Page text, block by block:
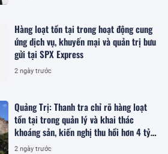
Hàng loạt tồn tại trong hoạt động cung
ứng dịch vụ, khuyến mại và quản trị bưu
gửi tại SPX Express
2 ngày trước
Quảng Trị: Thanh tra chỉ rõ hàng loạt
tồn tại trong quản lý và khai thác
khoáng sản, kiến nghị thu hồi hơn 4 tỷ
đồng
2 ngày trước